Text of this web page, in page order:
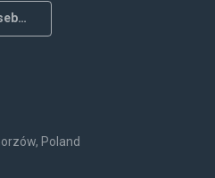
Pogoji in politika zasebnosti
Poland